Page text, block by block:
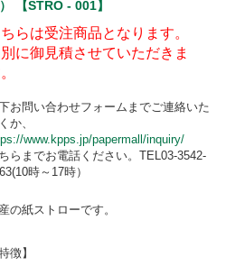
【STRO - 001】
らは受注商品となります。
に御見積させていただきま
お問い合わせフォームまでご連絡いた
か、
www.kpps.jp/papermall/inquiry/
らまでお電話ください。TEL03-3542-
時～17時）
の紙ストローです。
徴】